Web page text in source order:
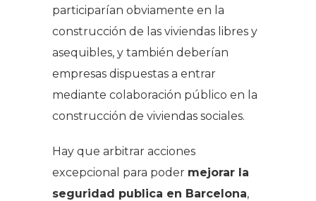
participarían obviamente en la
construcción de las viviendas libres y
asequibles, y también deberían
empresas dispuestas a entrar
mediante colaboración público en la
construcción de viviendas sociales.
Hay que arbitrar acciones
excepcional para poder mejorar la
seguridad publica en Barcelona, ​​